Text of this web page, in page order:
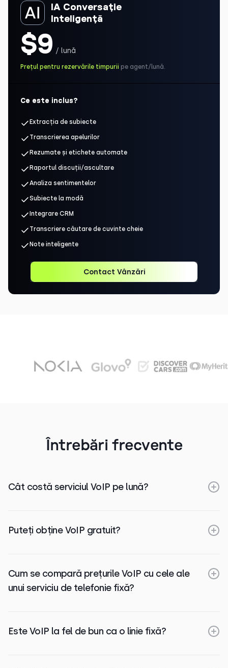
IA Conversație
Inteligență
$9 / lună
Prețul pentru rezervările timpurii pe agent/lună.
Ce este inclus?
Extracția de subiecte
Transcrierea apelurilor
Rezumate și etichete automate
Raportul discuții/ascultare
Analiza sentimentelor
Subiecte la modă
Integrare CRM
Transcriere căutare de cuvinte cheie
Note inteligente
Contact Vânzări
Întrebări frecvente
Cât costă serviciul VoIP pe lună?
Puteți obține VoIP gratuit?
Cum se compară prețurile VoIP cu cele ale
unui serviciu de telefonie fixă?
Este VoIP la fel de bun ca o linie fixă?